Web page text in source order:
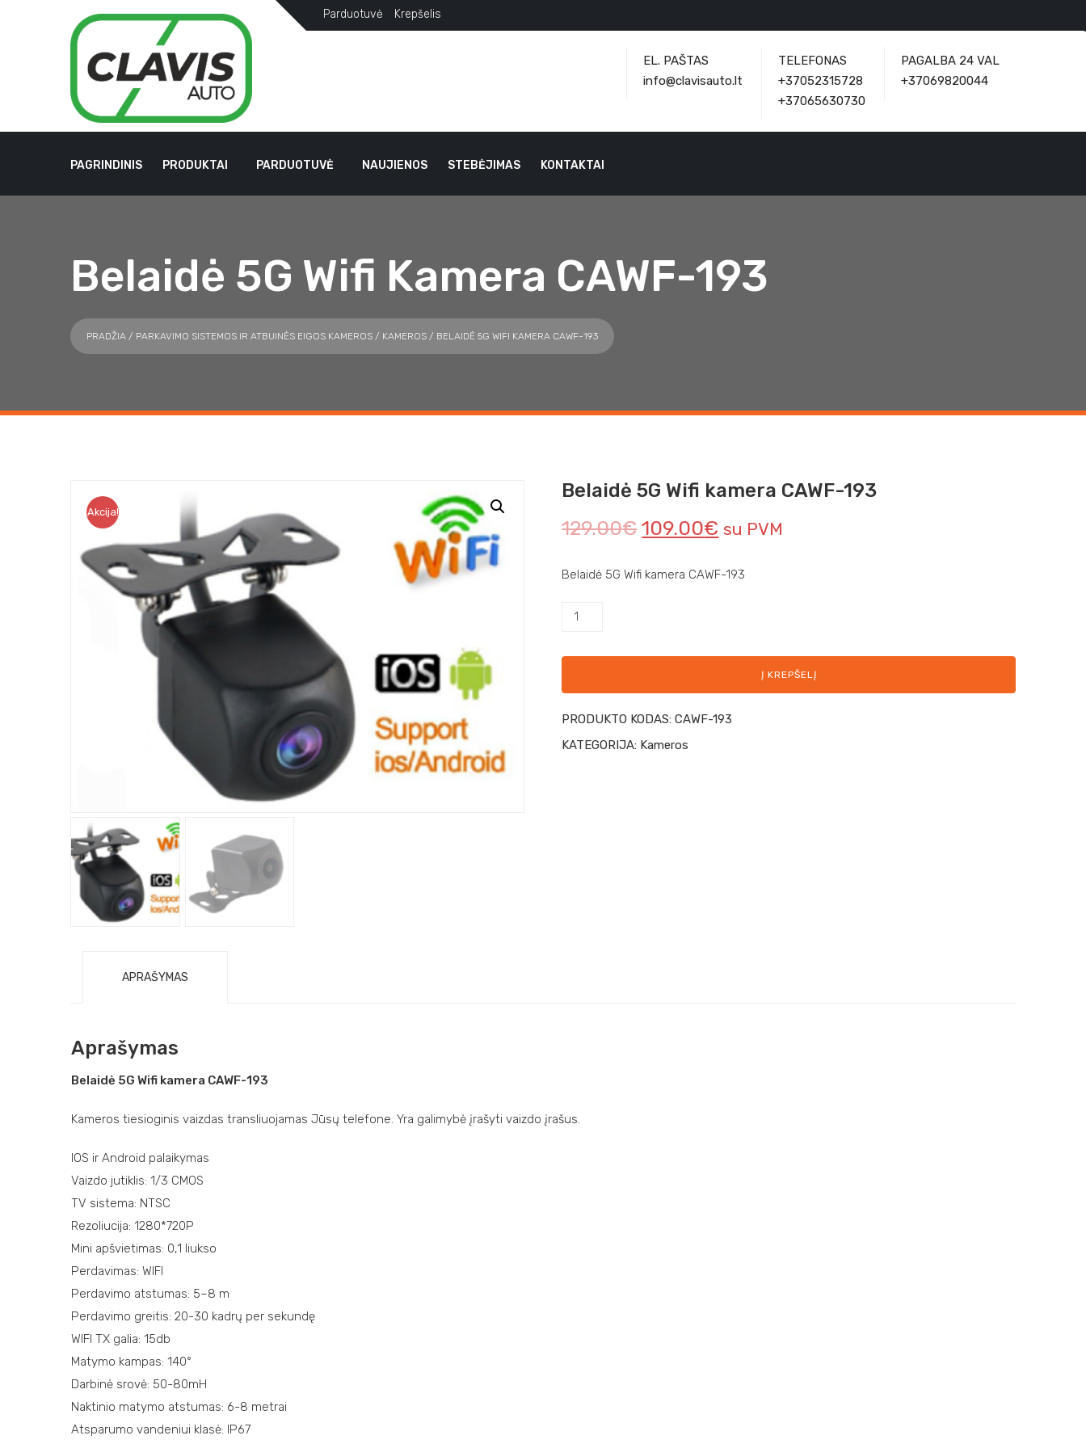
Parduotuvė Krepšelis
EL. PAŠTAS
info@clavisauto.lt
TELEFONAS
+37052315728
+37065630730
PAGALBA 24 VAL
+37069820044
PAGRINDINIS PRODUKTAI PARDUOTUVĖ NAUJIENOS STEBĖJIMAS KONTAKTAI
Belaidė 5G Wifi Kamera CAWF-193
PRADŽIA / PARKAVIMO SISTEMOS IR ATBUINĖS EIGOS KAMEROS / KAMEROS / BELAIDĖ 5G WIFI KAMERA CAWF-193
Akcija!
Belaidė 5G Wifi kamera CAWF-193
129.00€ 109.00€ su PVM
Belaidė 5G Wifi kamera CAWF-193
Į KREPŠELĮ
PRODUKTO KODAS:CAWF-193
KATEGORIJA: Kameros
APRAŠYMAS
Aprašymas
Belaidė 5G Wifi kamera CAWF-193
Kameros tiesioginis vaizdas transliuojamas Jūsų telefone. Yra galimybė įrašyti vaizdo įrašus.
IOS ir Android palaikymas
Vaizdo jutiklis: 1/3 CMOS
TV sistema: NTSC
Rezoliucija: 1280*720P
Mini apšvietimas: 0,1 liukso
Perdavimas: WIFI
Perdavimo atstumas: 5–8 m
Perdavimo greitis: 20-30 kadrų per sekundę
WIFI TX galia: 15db
Matymo kampas: 140°
Darbinė srovė: 50-80mH
Naktinio matymo atstumas: 6-8 metrai
Atsparumo vandeniui klasė: IP67